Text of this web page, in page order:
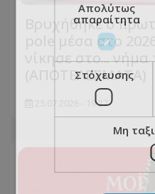
Βρυχήθηκε ο
pole μέσα στο
νίκησε στο...
(ΑΠΟΤΕΛΕΣΜΑΤΑ)
25.07.2026 - 19:27
Απολύτως
απαραίτητα
Στόχευσης
Μη